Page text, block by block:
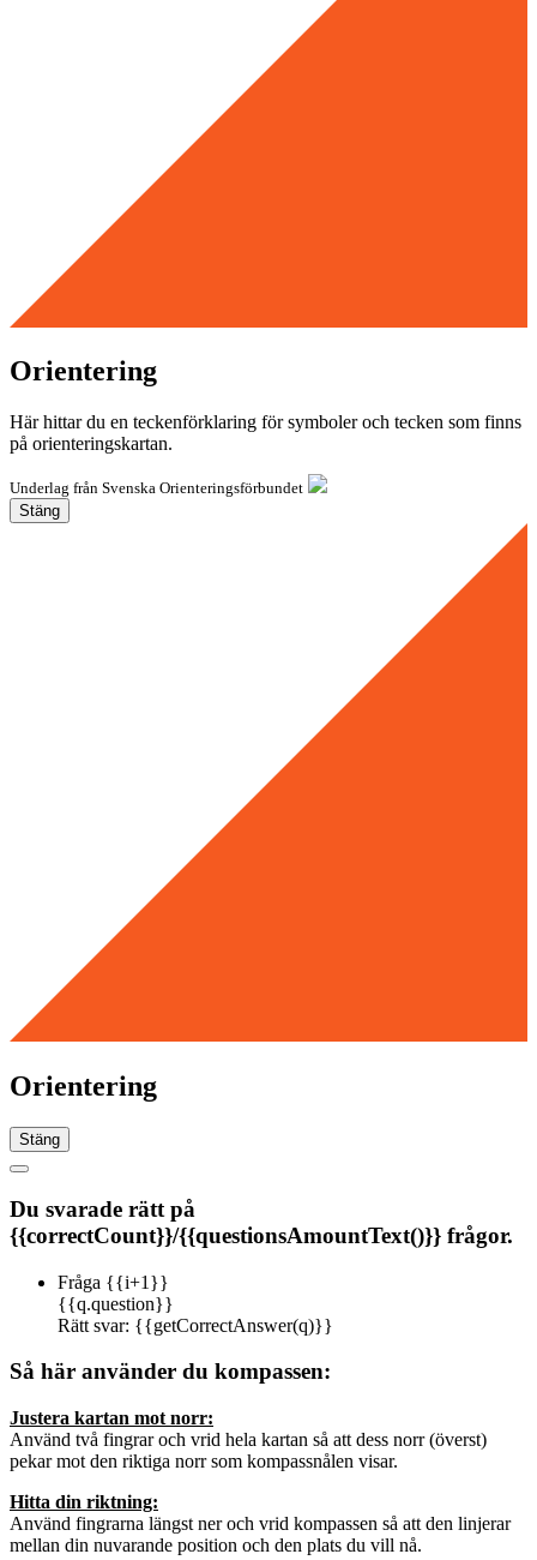
Orientering
Här hittar du en teckenförklaring för symboler och tecken som finns
på orienteringskartan.
Underlag från Svenska Orienteringsförbundet
Stäng
Orientering
Stäng
Du svarade rätt på
{{correctCount}}/{{questionsAmountText()}} frågor.
Fråga {{i+1}}
{{q.question}}
Rätt svar: {{getCorrectAnswer(q)}}
Så här använder du kompassen:
Justera kartan mot norr:
Använd två fingrar och vrid hela kartan så att dess norr (överst)
pekar mot den riktiga norr som kompassnålen visar.
Hitta din riktning:
Använd fingrarna längst ner och vrid kompassen så att den linjerar
mellan din nuvarande position och den plats du vill nå.